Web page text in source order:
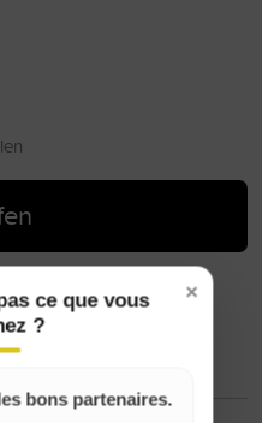
×
ce que vous
?
bons partenaires.